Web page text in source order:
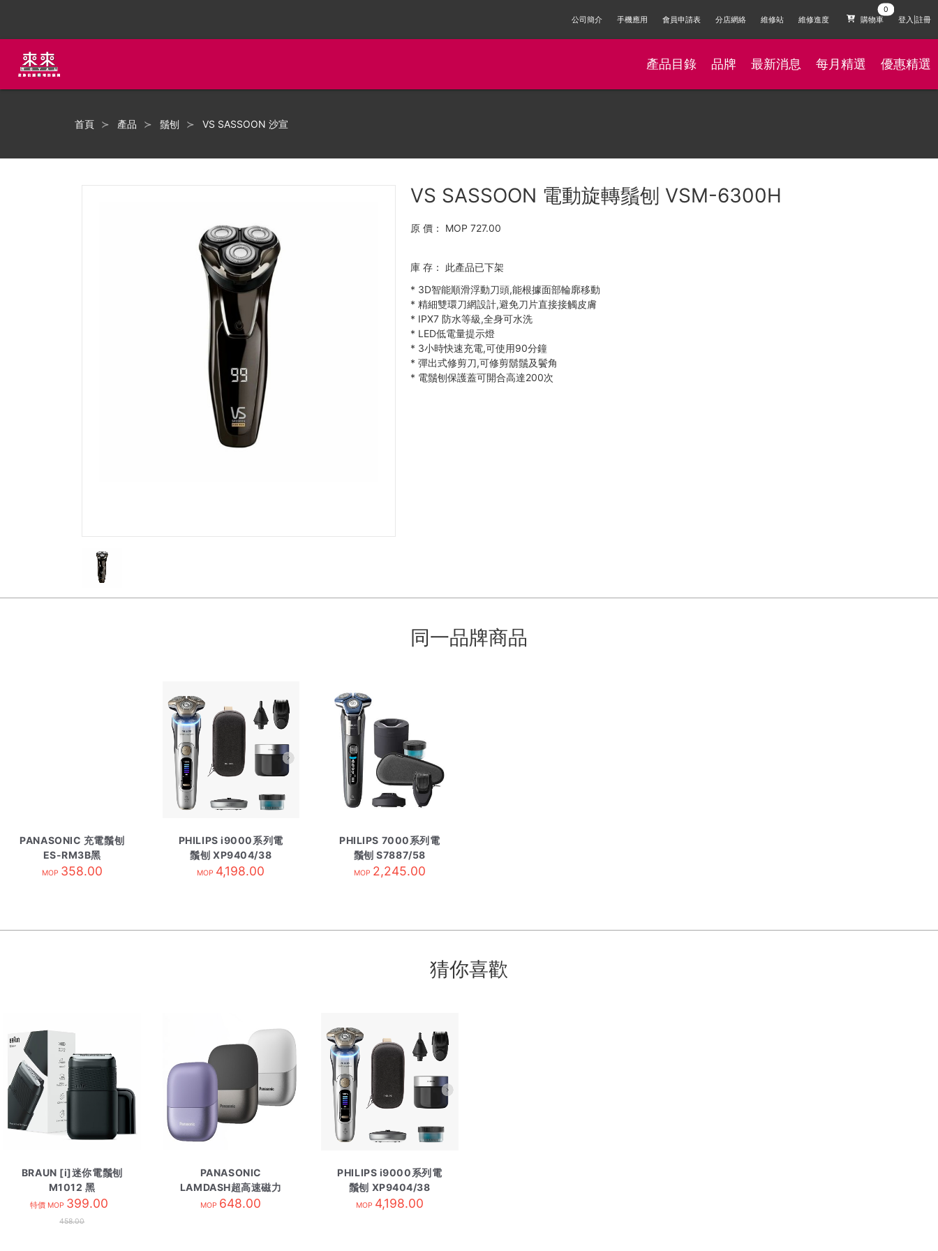
公司簡介 手機應用 會員申請表 分店網絡 維修站 維修進度 購物車 登入|註冊
產品目錄 品牌 最新消息 每月精選 優惠精選
首頁 產品 鬚刨 VS SASSOON 沙宣
VS SASSOON 電動旋轉鬚刨 VSM-6300H
原 價： MOP 727.00
庫 存：
此產品已下架
* 3D智能順滑浮動刀頭,能根據面部輪廓移動
* 精細雙環刀網設計,避免刀片直接接觸皮膚
* IPX7 防水等級,全身可水洗
* LED低電量提示燈
* 3小時快速充電,可使用90分鐘
* 彈出式修剪刀,可修剪鬍鬚及鬢角
* 電鬚刨保護蓋可開合高達200次
同一品牌商品
PANASONIC 充電鬚刨
ES-RM3B黑
MOP 358.00
PHILIPS i9000系列電
鬚刨 XP9404/38
MOP 4,198.00
PHILIPS 7000系列電
鬚刨 S7887/58
MOP 2,245.00
猜你喜歡
BRAUN [i]迷你電鬚刨
M1012 黑
特價 MOP 399.00
458.00
PANASONIC
LAMDASH超高速磁力
驅動電鬚刨
MOP 648.00
PHILIPS i9000系列電
鬚刨 XP9404/38
MOP 4,198.00